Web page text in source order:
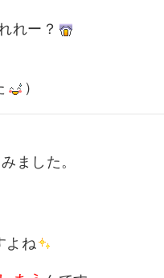
れー？
）
ました。
よね